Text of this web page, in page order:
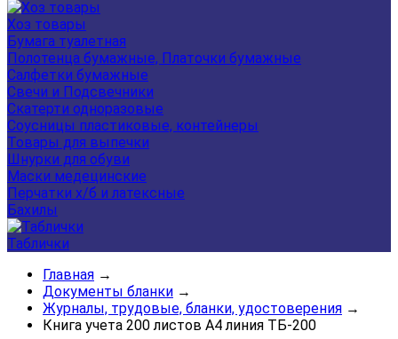
Хоз товары
Бумага туалетная
Полотенца бумажные, Платочки бумажные
Салфетки бумажные
Свечи и Подсвечники
Скатерти одноразовые
Соусницы пластиковые, контейнеры
Товары для выпечки
Шнурки для обуви
Маски медецинские
Перчатки х/б и латексные
Бахилы
Таблички
Главная →
Документы бланки →
Журналы, трудовые, бланки, удостоверения →
Книга учета 200 листов А4 линия ТБ-200